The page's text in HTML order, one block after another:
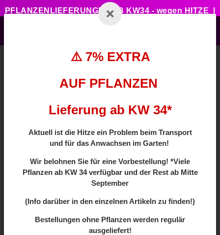
PFLANZENLIEFERUNGEN AB KW34 - wegen HITZE |
⚠️ 7% EXTRA
AUF PFLANZEN
Lieferung ab KW 34*
Aktuell ist die Hitze ein Problem beim Transport
und für das Anwachsen im Garten!
Wir belohnen Sie für eine Vorbestellung! *Viele
Pflanzen ab KW 34 verfügbar und der Rest ab Mitte
September
(Info darüber in den einzelnen Artikeln zu finden!)
Bestellungen ohne Pflanzen werden regulär
ausgeliefert!